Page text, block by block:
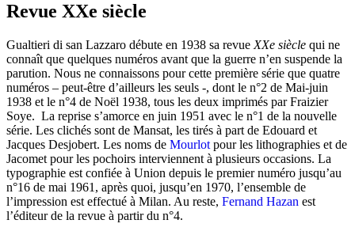
Revue XXe siècle
Gualtieri di san Lazzaro débute en 1938 sa revue XXe siècle qui ne
connaît que quelques numéros avant que la guerre n’en suspende la
parution. Nous ne connaissons pour cette première série que quatre
numéros – peut-être d’ailleurs les seuls -, dont le n°2 de Mai-juin
1938 et le n°4 de Noël 1938, tous les deux imprimés par Fraizier
Soye. La reprise s’amorce en juin 1951 avec le n°1 de la nouvelle
série. Les clichés sont de Mansat, les tirés à part de Edouard et
Jacques Desjobert. Les noms de Mourlot pour les lithographies et de
Jacomet pour les pochoirs interviennent à plusieurs occasions. La
typographie est confiée à Union depuis le premier numéro jusqu’au
n°16 de mai 1961, après quoi, jusqu’en 1970, l’ensemble de
l’impression est effectué à Milan. Au reste, Fernand Hazan est
l’éditeur de la revue à partir du n°4.